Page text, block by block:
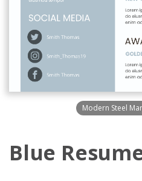
Modern Steel
Blue